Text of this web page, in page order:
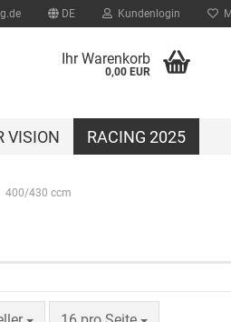
DE Kundenlogin
Ihr Warenkorb
0,00 EUR
VISION RACING 2025
400/430 ccm